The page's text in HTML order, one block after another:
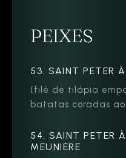
PEIXES
53. SAINT PETER
(filé de tilápia
batatas coradas
54. SAINT PETER
MEUNIÈRE